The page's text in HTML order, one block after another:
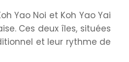
Yao Noi et Koh Yao Yai
Ces deux îles, situées
et leur rythme de